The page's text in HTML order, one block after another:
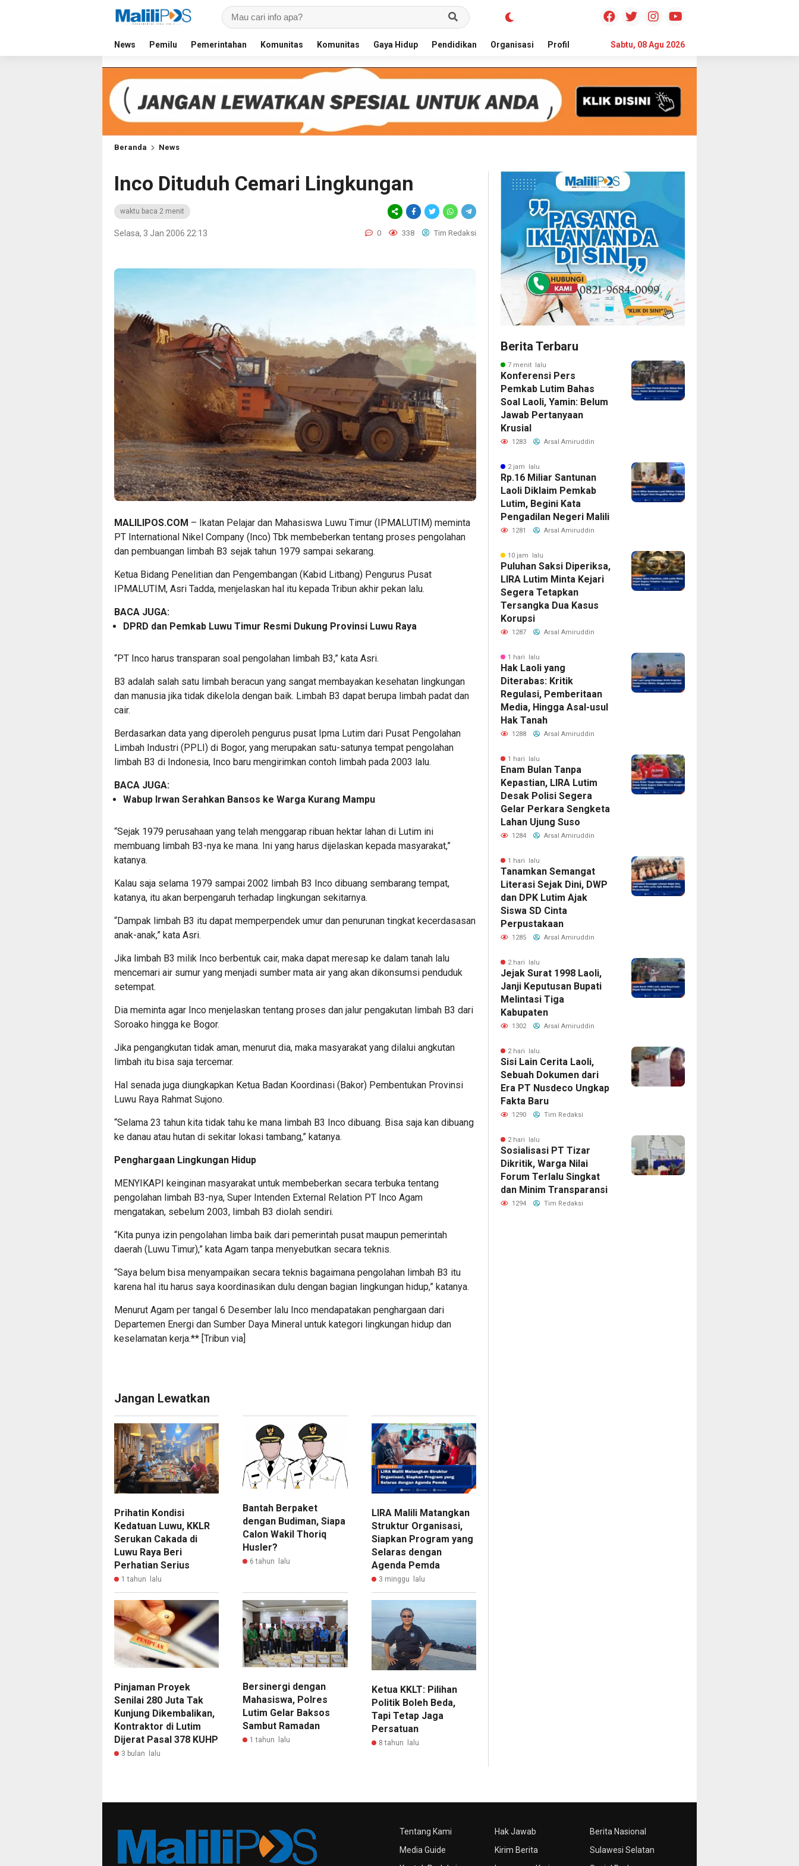
News Pemilu Pemerintahan Komunitas Komunitas Gaya Hidup Pendidikan Organisasi Profil TeknologiSabtu, 08 Agu 2026
Beranda News
Inco Dituduh Cemari Lingkungan
waktu baca 2 menit
Selasa, 3 Jan 2006 22:13 0 338 Tim Redaksi
MALILIPOS.COM – Ikatan Pelajar dan Mahasiswa Luwu Timur (IPMALUTIM) meminta
PT International Nikel Company (Inco) Tbk membeberkan tentang proses pengolahan
dan pembuangan limbah B3 sejak tahun 1979 sampai sekarang.
Ketua Bidang Penelitian dan Pengembangan (Kabid Litbang) Pengurus Pusat
IPMALUTIM, Asri Tadda, menjelaskan hal itu kepada Tribun akhir pekan lalu.
BACA JUGA:
DPRD dan Pemkab Luwu Timur Resmi Dukung Provinsi Luwu Raya
“PT Inco harus transparan soal pengolahan limbah B3,” kata Asri.
B3 adalah salah satu limbah beracun yang sangat membayakan kesehatan lingkungan
dan manusia jika tidak dikelola dengan baik. Limbah B3 dapat berupa limbah padat dan
cair.
Berdasarkan data yang diperoleh pengurus pusat Ipma Lutim dari Pusat Pengolahan
Limbah Industri (PPLI) di Bogor, yang merupakan satu-satunya tempat pengolahan
limbah B3 di Indonesia, Inco baru mengirimkan contoh limbah pada 2003 lalu.
BACA JUGA:
Wabup Irwan Serahkan Bansos ke Warga Kurang Mampu
“Sejak 1979 perusahaan yang telah menggarap ribuan hektar lahan di Lutim ini
membuang limbah B3-nya ke mana. Ini yang harus dijelaskan kepada masyarakat,”
katanya.
Kalau saja selama 1979 sampai 2002 limbah B3 Inco dibuang sembarang tempat,
katanya, itu akan berpengaruh terhadap lingkungan sekitarnya.
“Dampak limbah B3 itu dapat memperpendek umur dan penurunan tingkat kecerdasasan
anak-anak,” kata Asri.
Jika limbah B3 milik Inco berbentuk cair, maka dapat meresap ke dalam tanah lalu
mencemari air sumur yang menjadi sumber mata air yang akan dikonsumsi penduduk
setempat.
Dia meminta agar Inco menjelaskan tentang proses dan jalur pengakutan limbah B3 dari
Soroako hingga ke Bogor.
Jika pengangkutan tidak aman, menurut dia, maka masyarakat yang dilalui angkutan
limbah itu bisa saja tercemar.
Hal senada juga diungkapkan Ketua Badan Koordinasi (Bakor) Pembentukan Provinsi
Luwu Raya Rahmat Sujono.
“Selama 23 tahun kita tidak tahu ke mana limbah B3 Inco dibuang. Bisa saja kan dibuang
ke danau atau hutan di sekitar lokasi tambang,” katanya.
Penghargaan Lingkungan Hidup
MENYIKAPI keinginan masyarakat untuk membeberkan secara terbuka tentang
pengolahan limbah B3-nya, Super Intenden External Relation PT Inco Agam
mengatakan, sebelum 2003, limbah B3 diolah sendiri.
“Kita punya izin pengolahan limba baik dari pemerintah pusat maupun pemerintah
daerah (Luwu Timur),” kata Agam tanpa menyebutkan secara teknis.
“Saya belum bisa menyampaikan secara teknis bagaimana pengolahan limbah B3 itu
karena hal itu harus saya koordinasikan dulu dengan bagian lingkungan hidup,” katanya.
Menurut Agam per tangal 6 Desember lalu Inco mendapatakan penghargaan dari
Departemen Energi dan Sumber Daya Mineral untuk kategori lingkungan hidup dan
keselamatan kerja.** [Tribun via
Jangan Lewatkan
Prihatin Kondisi
Kedatuan Luwu, KKLR
Serukan Cakada di
Luwu Raya Beri
Perhatian Serius
1 tahun lalu
Bantah Berpaket
dengan Budiman, Siapa
Calon Wakil Thoriq
Husler?
6 tahun lalu
LIRA Malili Matangkan
Struktur Organisasi,
Siapkan Program yang
Selaras dengan
Agenda Pemda
3 minggu lalu
Pinjaman Proyek
Senilai 280 Juta Tak
Kunjung Dikembalikan,
Kontraktor di Lutim
Dijerat Pasal 378 KUHP
3 bulan lalu
Bersinergi dengan
Mahasiswa, Polres
Lutim Gelar Baksos
Sambut Ramadan
1 tahun lalu
Ketua KKLT: Pilihan
Politik Boleh Beda,
Tapi Tetap Jaga
Persatuan
8 tahun lalu
Berita Terbaru
7 menit lalu
Konferensi Pers
Pemkab Lutim Bahas
Soal Laoli, Yamin: Belum
Jawab Pertanyaan
Krusial
1283 Arsal Amiruddin
2 jam lalu
Rp.16 Miliar Santunan
Laoli Diklaim Pemkab
Lutim, Begini Kata
Pengadilan Negeri Malili
1281 Arsal Amiruddin
10 jam lalu
Puluhan Saksi Diperiksa,
LIRA Lutim Minta Kejari
Segera Tetapkan
Tersangka Dua Kasus
Korupsi
1287 Arsal Amiruddin
1 hari lalu
Hak Laoli yang
Diterabas: Kritik
Regulasi, Pemberitaan
Media, Hingga Asal-usul
Hak Tanah
1288 Arsal Amiruddin
1 hari lalu
Enam Bulan Tanpa
Kepastian, LIRA Lutim
Desak Polisi Segera
Gelar Perkara Sengketa
Lahan Ujung Suso
1284 Arsal Amiruddin
1 hari lalu
Tanamkan Semangat
Literasi Sejak Dini, DWP
dan DPK Lutim Ajak
Siswa SD Cinta
Perpustakaan
1285 Arsal Amiruddin
2 hari lalu
Jejak Surat 1998 Laoli,
Janji Keputusan Bupati
Melintasi Tiga
Kabupaten
1302 Arsal Amiruddin
2 hari lalu
Sisi Lain Cerita Laoli,
Sebuah Dokumen dari
Era PT Nusdeco Ungkap
Fakta Baru
1290 Tim Redaksi
2 hari lalu
Sosialisasi PT Tizar
Dikritik, Warga Nilai
Forum Terlalu Singkat
dan Minim Transparansi
1294 Tim Redaksi
Tentang Kami
Media Guide
Hak Jawab
Kirim Berita
Berita Nasional
Sulawesi Selatan